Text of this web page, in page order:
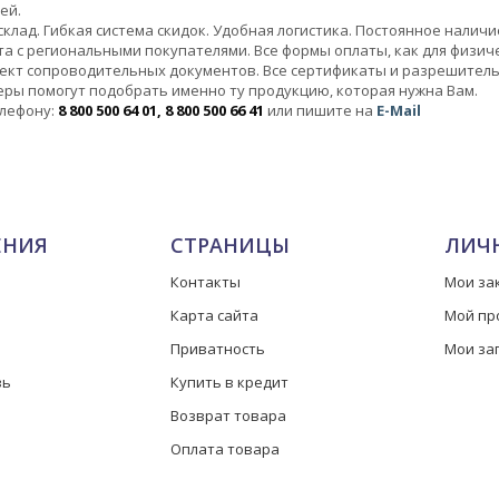
Гибкая система скидок. Удобная логистика. Постоянное
с региональными покупателями. Все формы оплаты, как для
сопроводительных документов. Все сертификаты и
помогут подобрать именно ту продукцию, которая нужна Вам.
8 800 500 64 01, 8 800 500 66 41 или пишите на E-Mail
СТРАНИЦЫ
Контакты
Карта сайта
Приватность
Купить в кредит
Возврат товара
Оплата товара
Мои
Мой
Мои